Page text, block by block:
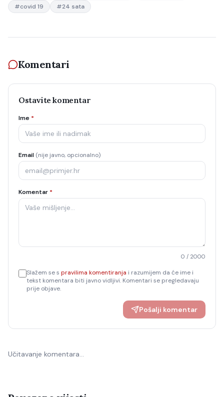
#covid 19 #24 sata
Komentari
Ostavite komentar
Ime *
Email (nije javno, opcionalno)
Komentar *
0 / 2000
Slažem se s pravilima komentiranja i razumijem da će ime i
tekst komentara biti javno vidljivi. Komentari se pregledavaju
prije objave.
Pošalji komentar
Učitavanje komentara…